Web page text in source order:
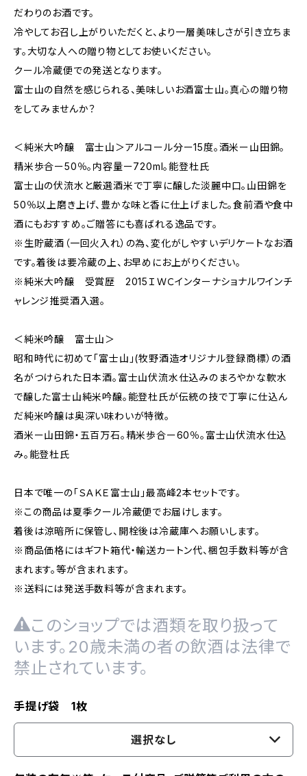
だわりのお酒です。
冷やしてお召し上がりいただくと、より一層美味しさが引き立ちま
す。大切な人への贈り物としてお使いください。
クール冷蔵便での発送となります。
富士山の自然を感じられる、美味しいお酒富士山。真心の贈り物
をしてみませんか？
＜純米大吟醸 富士山＞アルコール分ー15度。酒米ー山田錦。
精米歩合ー50％。内容量ー720ml。能登杜氏
富士山の伏流水と厳選酒米で丁寧に醸した淡麗中口。山田錦を
50％以上磨き上げ、豊かな味と香に仕上げました。食前酒や食中
酒にもおすすめ。ご贈答にも喜ばれる逸品です。
※生貯蔵酒（一回火入れ）の為、変化がしやすいデリケートなお酒
です。着後は要冷蔵の上、お早めにお上がりください。
※純米大吟醸 受賞歴 2015ＩＷＣインターナショナルワインチ
ャレンジ推奨酒入選。
＜純米吟醸 富士山＞
昭和時代に初めて「富士山」(牧野酒造オリジナル登録商標）の酒
名がつけられた日本酒。富士山伏流水仕込みのまろやかな軟水
で醸した富士山純米吟醸。能登杜氏が伝統の技で丁寧に仕込ん
だ純米吟醸は奥深い味わいが特徴。
酒米ー山田錦・五百万石。精米歩合ー60％。富士山伏流水仕込
み。能登杜氏
日本で唯一の「ＳＡＫＥ富士山」最高峰2本セットです。
※この商品は夏季クール冷蔵便でお届けします。
着後は涼暗所に保管し、開栓後は冷蔵庫へお願いします。
※商品価格にはギフト箱代・輸送カートン代、梱包手数料等が含
まれます。等が含まれます。
※送料には発送手数料等が含まれます。
このショップでは酒類を取り扱って
います。20歳未満の者の飲酒は法律で
禁止されています。
手提げ袋 1枚
選択なし